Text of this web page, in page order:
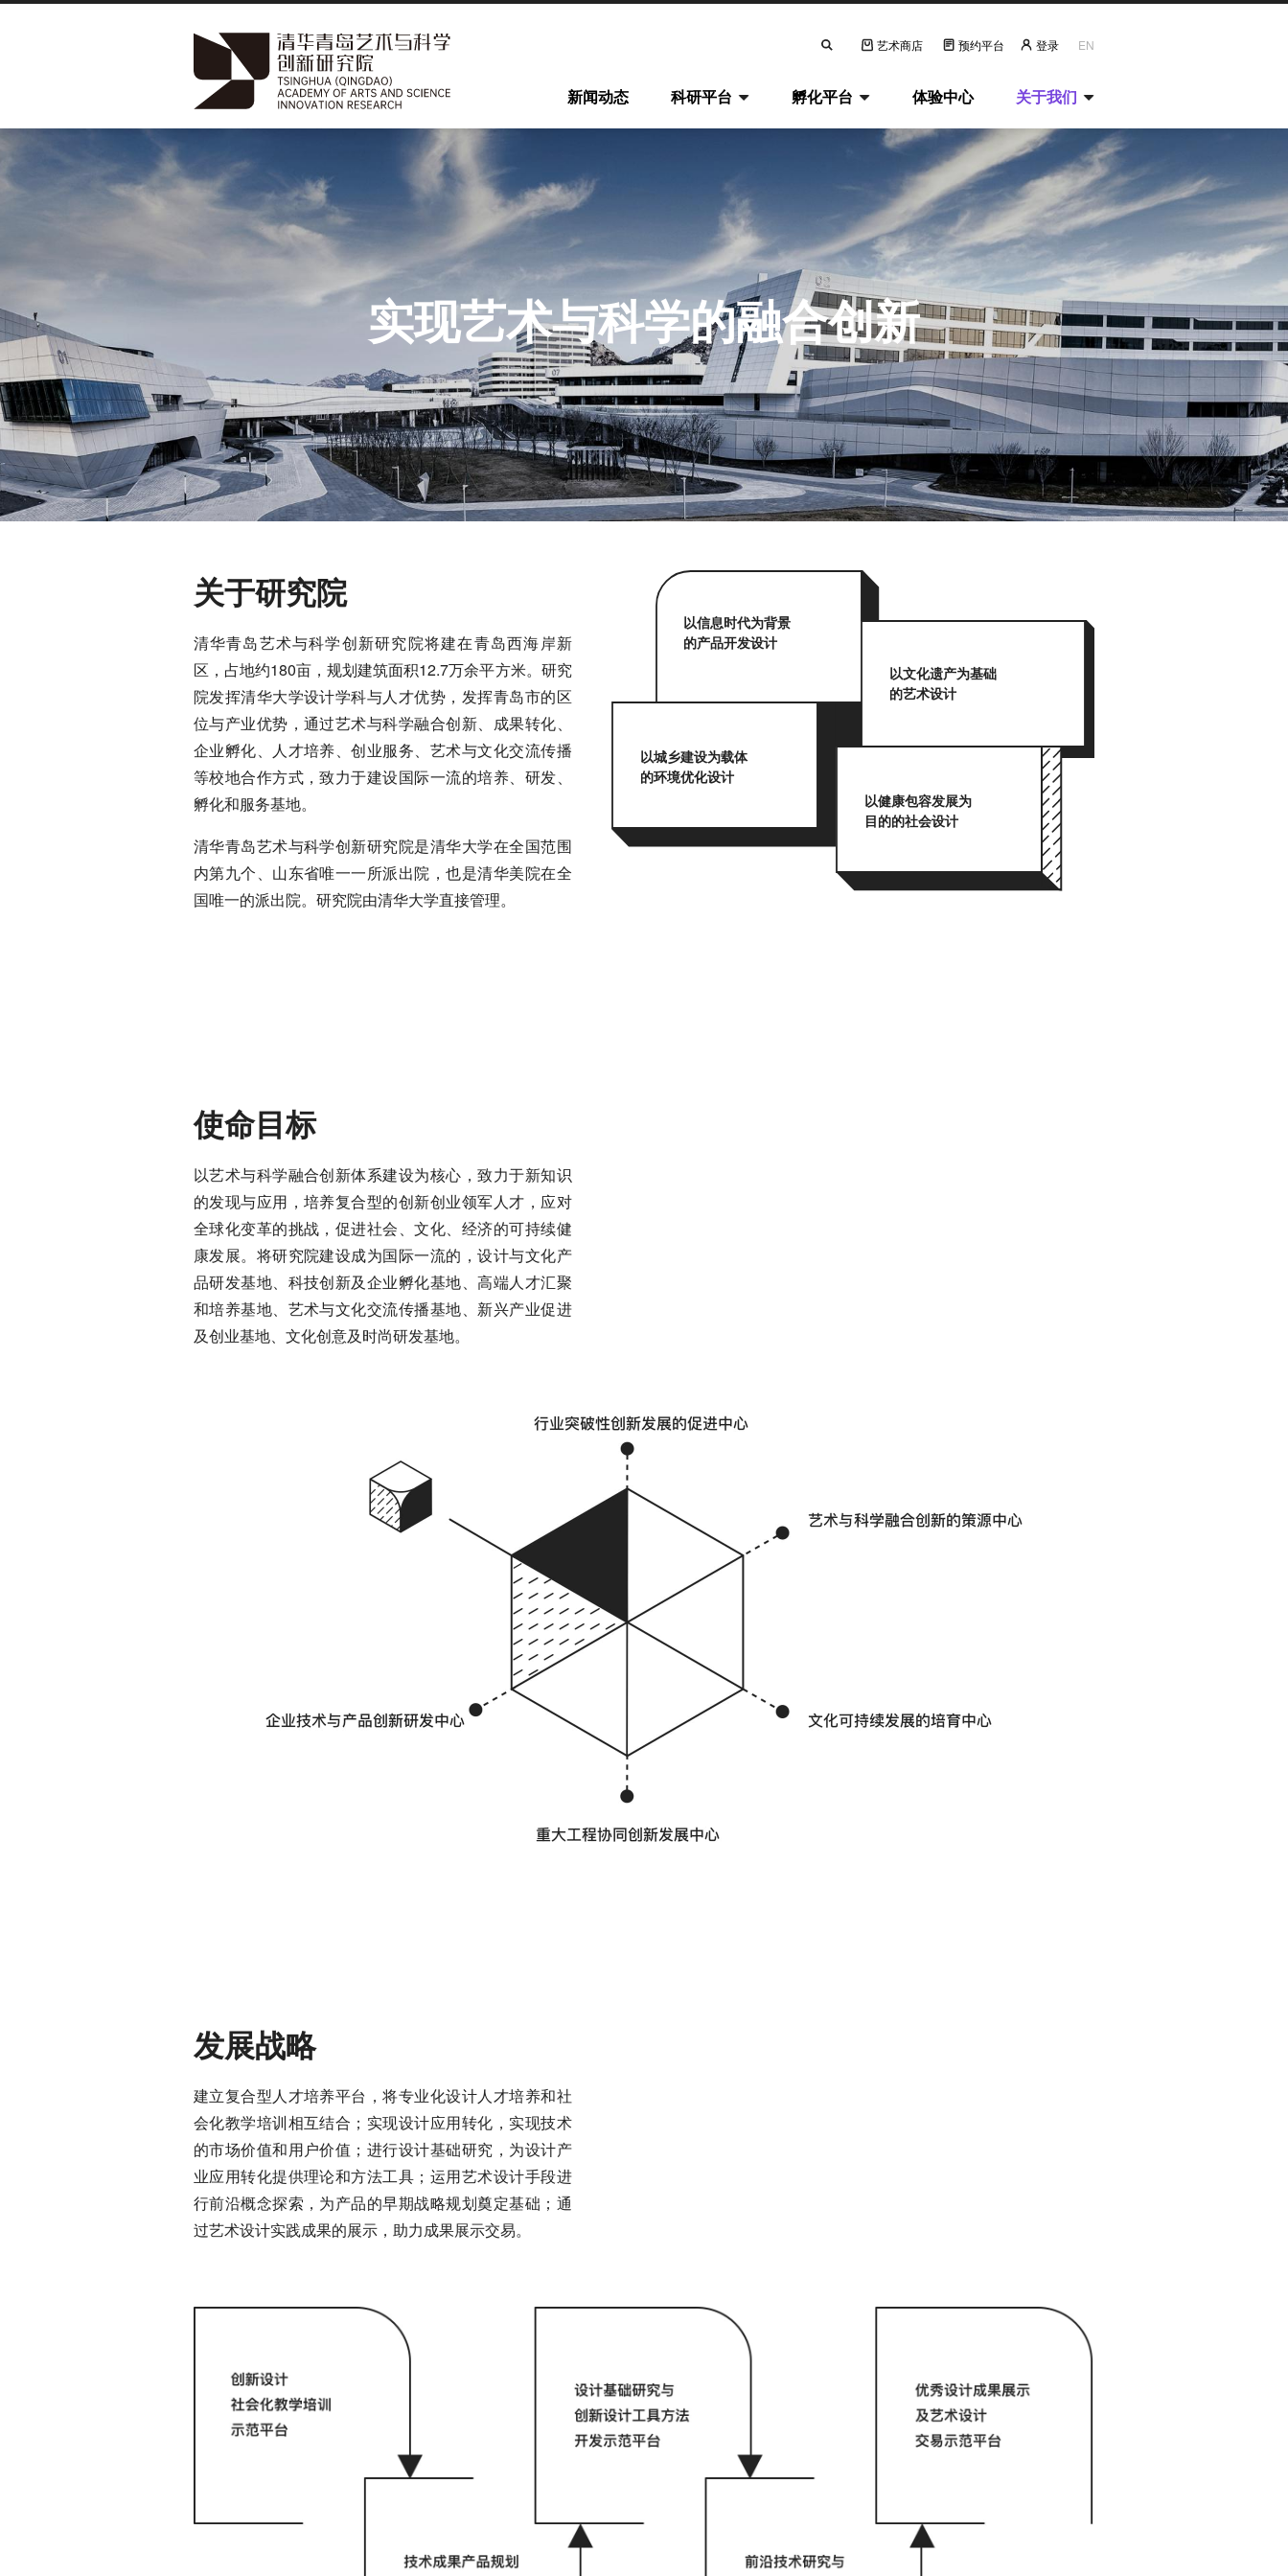
跳
转
到
容
EN
艺术商店 预约平台 登录
搜
导
航
新闻动态 科研平台 孵化平台 体验中心 关于我们
实现艺术与科学的融合创新
关于研究院
清华青岛艺术与科学创新研究院将建在青岛西海岸新
区，占地约180亩，规划建筑面积12.7万余平方米。研究
院发挥清华大学设计学科与人才优势，发挥青岛市的区
位与产业优势，通过艺术与科学融合创新、成果转化、
企业孵化、人才培养、创业服务、艺术与文化交流传播
等校地合作方式，致力于建设国际一流的培养、研发、
孵化和服务基地。
清华青岛艺术与科学创新研究院是清华大学在全国范围
内第九个、山东省唯一一所派出院，也是清华美院在全
国唯一的派出院。研究院由清华大学直接管理。
以信息时代为背景
的产品开发设计
以城乡建设为载体
的环境优化设计
以文化遗产为基础
的艺术设计
以健康包容发展为
目的的社会设计
使命目标
以艺术与科学融合创新体系建设为核心，致力于新知识
的发现与应用，培养复合型的创新创业领军人才，应对
全球化变革的挑战，促进社会、文化、经济的可持续健
康发展。将研究院建设成为国际一流的，设计与文化产
品研发基地、科技创新及企业孵化基地、高端人才汇聚
和培养基地、艺术与文化交流传播基地、新兴产业促进
及创业基地、文化创意及时尚研发基地。
发展战略
建立复合型人才培养平台，将专业化设计人才培养和社
会化教学培训相互结合；实现设计应用转化，实现技术
的市场价值和用户价值；进行设计基础研究，为设计产
业应用转化提供理论和方法工具；运用艺术设计手段进
行前沿概念探索，为产品的早期战略规划奠定基础；通
过艺术设计实践成果的展示，助力成果展示交易。